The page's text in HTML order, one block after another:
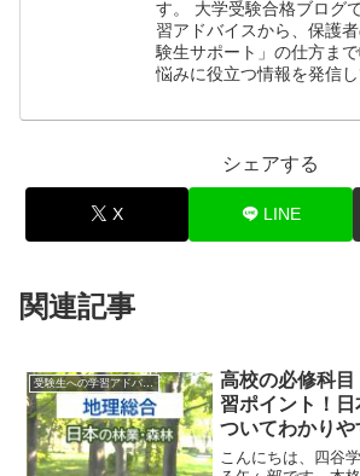
す。 大学受験合格ブログ
習アドバイスから、保護
験生サポート」の仕方ま
悩みに役立つ情報を発信し
シェアする
X LINE
関連記事
受験生への学習アドバイス
高校の必修科
習ポイント！
ついてわかり
こんにちは、四谷